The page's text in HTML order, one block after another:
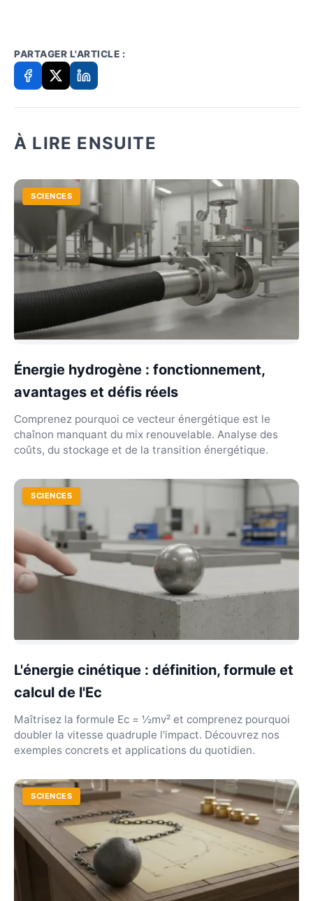
PARTAGER L'ARTICLE :
À LIRE ENSUITE
SCIENCES
Énergie hydrogène : fonctionnement,
avantages et défis réels
Comprenez pourquoi ce vecteur énergétique est le
chaînon manquant du mix renouvelable. Analyse des
coûts, du stockage et de la transition énergétique.
SCIENCES
L'énergie cinétique : définition, formule et
calcul de l'Ec
Maîtrisez la formule Ec = ½mv² et comprenez pourquoi
doubler la vitesse quadruple l'impact. Découvrez nos
exemples concrets et applications du quotidien.
SCIENCES